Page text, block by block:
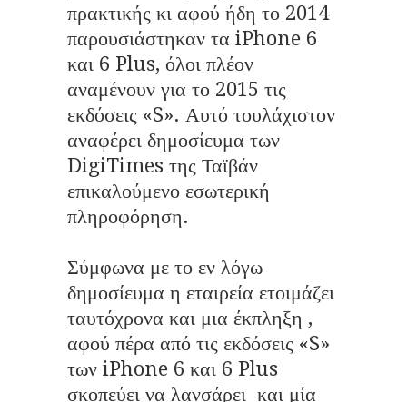
πρακτικής κι αφού ήδη το 2014
παρουσιάστηκαν τα iPhone 6
και 6 Plus, όλοι πλέον
αναμένουν για το 2015 τις
εκδόσεις «S». Αυτό τουλάχιστον
αναφέρει δημοσίευμα των
DigiTimes της Ταϊβάν
επικαλούμενο εσωτερική
πληροφόρηση.
Σύμφωνα με το εν λόγω
δημοσίευμα η εταιρεία ετοιμάζει
ταυτόχρονα και μια έκπληξη ,
αφού πέρα από τις εκδόσεις «S»
των iPhone 6 και 6 Plus
σκοπεύει να λανσάρει και μία